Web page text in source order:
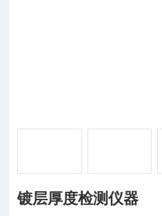
镀层厚度检测仪器